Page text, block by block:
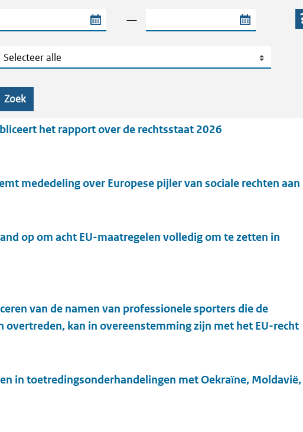
Begindatum van de periode — Einddatum van de periode
Categorie
Zoek
het rapport over de rechtsstaat 2026
mededeling over Europese pijler van sociale rechten aan
op om acht EU-maatregelen volledig om te zetten in
van de namen van professionele sporters die de
overtreden, kan in overeenstemming zijn met het EU-recht
in toetredingsonderhandelingen met Oekraïne, Moldavië,